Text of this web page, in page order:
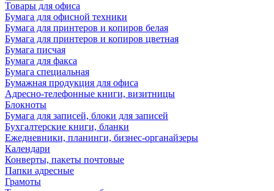
Товары для офиса
Бумага для офисной техники
Бумага для принтеров и копиров белая
Бумага для принтеров и копиров цветная
Бумага писчая
Бумага для факса
Бумага специальная
Бумажная продукция для офиса
Адресно-телефонные книги, визитницы
Блокноты
Бумага для записей, блоки для записей
Бухгалтерские книги, бланки
Ежедневники, планинги, бизнес-органайзеры
Календари
Конверты, пакеты почтовые
Папки адресные
Грамоты